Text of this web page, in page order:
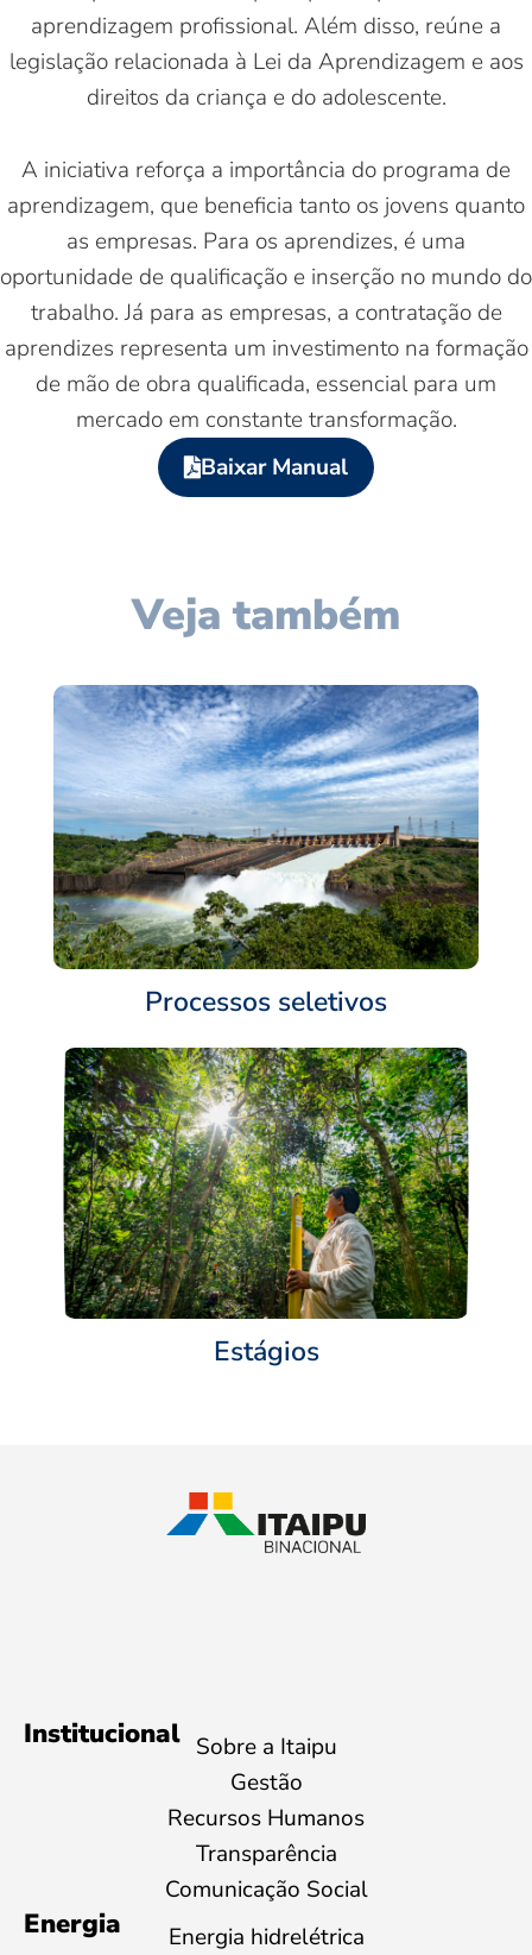
aprendizagem profissional. Além disso, reúne a
legislação relacionada à Lei da Aprendizagem e aos
direitos da criança e do adolescente.
A iniciativa reforça a importância do programa de
aprendizagem, que beneficia tanto os jovens quanto
as empresas. Para os aprendizes, é uma
oportunidade de qualificação e inserção no mundo do
trabalho. Já para as empresas, a contratação de
aprendizes representa um investimento na formação
de mão de obra qualificada, essencial para um
mercado em constante transformação.
Baixar Manual
Veja também
Processos seletivos
Estágios
Institucional Sobre a Itaipu
Gestão
Recursos Humanos
Transparência
Comunicação Social
Energia
Energia hidrelétrica